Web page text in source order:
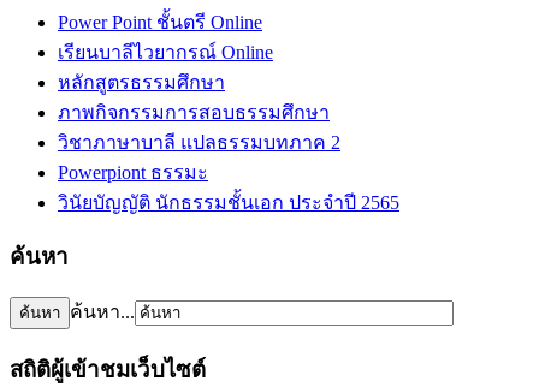
Power Point ชั้นตรี Online
เรียนบาลีไวยากรณ์ Online
หลักสูตรธรรมศึกษา
ภาพกิจกรรมการสอบธรรมศึกษา
วิชาภาษาบาลี แปลธรรมบทภาค 2
Powerpiont ธรรมะ
วินัยบัญญัติ นักธรรมชั้นเอก ประจำปี 2565
ค้นหา
ค้นหา...
สถิติผู้เข้าชมเว็บไซต์